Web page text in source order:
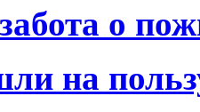
о
на